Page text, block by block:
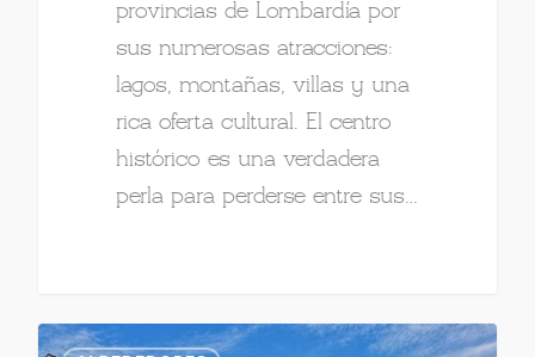
provincias de Lombardía por
sus numerosas atracciones:
lagos, montañas, villas y una
rica oferta cultural. El centro
histórico es una verdadera
perla para perderse entre sus…